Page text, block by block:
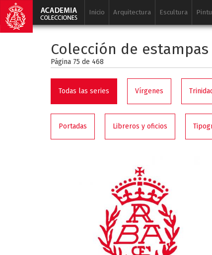
Inicio Arquitectura Escultura
Colección de
Página 75 de 468
Todas las series Vírgenes
Portadas Libreros y oficios